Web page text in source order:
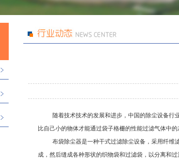
随着技术技术的发展和进步，中国的除尘设备行
比自己小的物体才能通过袋子格栅的性能过滤气体中的
布袋除尘器是一种干式过滤除尘设备，采用纤维
成，然后缝成各种形状的织物袋和过滤袋，以分离和过